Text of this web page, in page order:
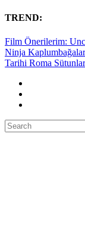
TREND:
Film Önerilerim:
Ninja
Tarihi Roma